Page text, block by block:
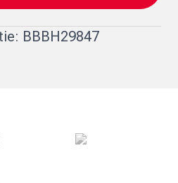
BBBH29847